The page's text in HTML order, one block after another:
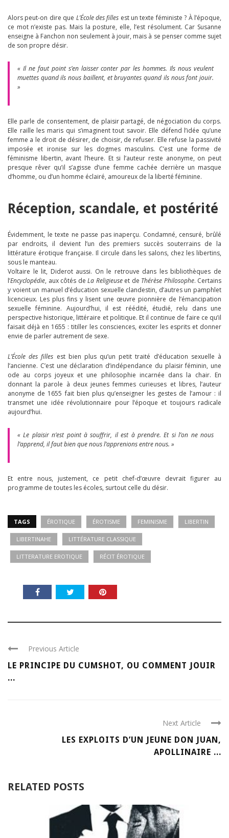
Alors peut-on dire que L’École des filles est un texte féministe ? À l’époque,
ce mot n’existe pas. Mais la posture, elle, l’est résolument. Car Susanne
enseigne à Fanchon non seulement à jouir, mais à se penser comme sujet
de son propre désir.
« Il ne faut point s’en laisser conter par les hommes. Ils nous veulent
muettes quand ils nous baillent, et bruyantes quand ils nous font jouir.
»
Elle parle de consentement, de plaisir partagé, de négociation du corps.
Elle raille les maris qui s’imaginent tout savoir. Elle défend l’idée qu’une
femme a le droit de désirer, de choisir, de refuser. Elle refuse la passivité
imposée et ironise sur les dogmes masculins. C’est une forme de
féminisme libertin, avant l’heure. Et si l’auteur reste anonyme, on peut
presque rêver qu’il s’agisse d’une femme cachée derrière un masque
d’homme, ou d’un homme éclairé, amoureux de la liberté féminine.
Réception, scandale, et postérité
Évidemment, le texte ne passe pas inaperçu. Condamné, censuré, brûlé
par endroits, il devient l’un des premiers succès souterrains de la
littérature érotique française. Il circule dans les salons, chez les libertins,
sous le manteau.
Voltaire le lit, Diderot aussi. On le retrouve dans les bibliothèques de
l’Encyclopédie, aux côtés de La Religieuseet de Thérèse Philosophe. Certains
y voient un manuel d’éducation sexuelle clandestin, d’autres un pamphlet
licencieux. Les plus fins y lisent une œuvre pionnière de l’émancipation
sexuelle féminine. Aujourd’hui, il est réédité, étudié, relu dans une
perspective historique, littéraire et politique. Et il continue de faire ce qu’il
faisait déjà en 1655 : titiller les consciences, exciter les esprits et donner
envie de parler autrement de sexe.
L’École des filles est bien plus qu’un petit traité d’éducation sexuelle à
l’ancienne. C’est une déclaration d’indépendance du plaisir féminin, une
ode au corps joyeux et une philosophie incarnée dans la chair. En
donnant la parole à deux jeunes femmes curieuses et libres, l’auteur
anonyme de 1655 fait bien plus qu’enseigner les gestes de l’amour : il
transmet une idée révolutionnaire pour l’époque et toujours radicale
aujourd’hui.
« Le plaisir n’est point à souffrir, il est à prendre. Et si l’on ne nous
l’apprend, il faut bien que nous l’apprenions entre nous. »
Et entre nous, justement, ce petit chef-d’œuvre devrait figurer au
programme de toutes les écoles, surtout celle du désir.
TAGS ÉROTIQUE ÉROTISME FEMINISME LIBERTIN
LIBERTINAHE LITTÉRATURE CLASSIQUE
LITTERATURE EROTIQUE RÉCIT ÉROTIQUE
Previous Article
LE PRINCIPE DU CUMSHOT, OU COMMENT JOUIR
...
Next Article
LES EXPLOITS D’UN JEUNE DON JUAN,
APOLLINAIRE ...
RELATED POSTS